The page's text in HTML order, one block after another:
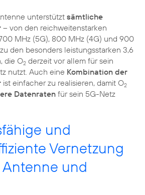
unterstützt sämtliche
– von den reichweitenstarken
MHz (5G), 800 MHz (4G) und 900
den besonders leistungsstarken 3,6
die O2 derzeit vor allem für sein
nutzt. Auch eine Kombination der
ist einfacher zu realisieren, damit O2
Datenraten für sein 5G-Netz
und
Vernetzung
und